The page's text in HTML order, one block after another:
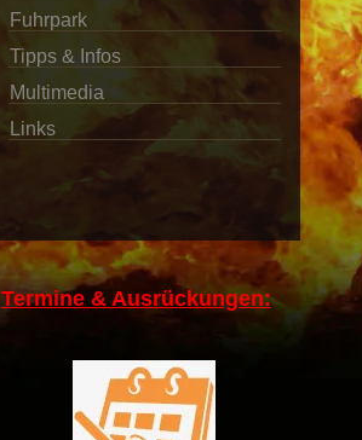
Fuhrpark
Tipps & Infos
Multimedia
Links
Termine & Ausrückungen: